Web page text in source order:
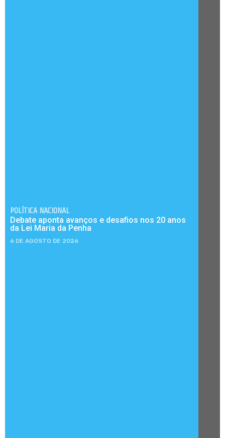
POLÍTICA NACIONAL
Debate aponta avanços e desafios nos 20 anos
da Lei Maria da Penha
6 DE AGOSTO DE 2026